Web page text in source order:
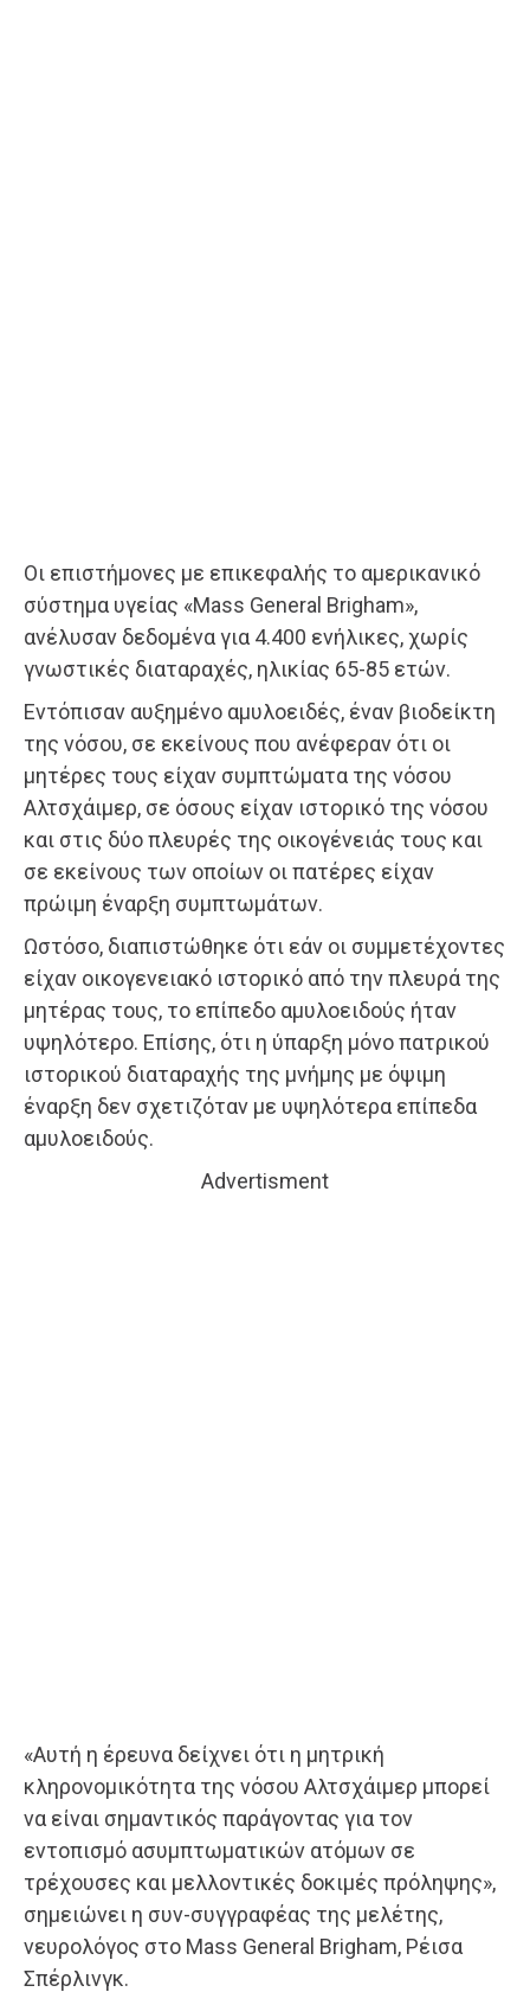
Οι επιστήμονες με επικεφαλής το αμερικανικό
σύστημα υγείας «Mass General Brigham»,
ανέλυσαν δεδομένα για 4.400 ενήλικες, χωρίς
γνωστικές διαταραχές, ηλικίας 65-85 ετών.
Εντόπισαν αυξημένο αμυλοειδές, έναν βιοδείκτη
της νόσου, σε εκείνους που ανέφεραν ότι οι
μητέρες τους είχαν συμπτώματα της νόσου
Αλτσχάιμερ, σε όσους είχαν ιστορικό της νόσου
και στις δύο πλευρές της οικογένειάς τους και
σε εκείνους των οποίων οι πατέρες είχαν
πρώιμη έναρξη συμπτωμάτων.
Ωστόσο, διαπιστώθηκε ότι εάν οι συμμετέχοντες
είχαν οικογενειακό ιστορικό από την πλευρά της
μητέρας τους, το επίπεδο αμυλοειδούς ήταν
υψηλότερο. Επίσης, ότι η ύπαρξη μόνο πατρικού
ιστορικού διαταραχής της μνήμης με όψιμη
έναρξη δεν σχετιζόταν με υψηλότερα επίπεδα
αμυλοειδούς.
Advertisment
«Αυτή η έρευνα δείχνει ότι η μητρική
κληρονομικότητα της νόσου Αλτσχάιμερ μπορεί
να είναι σημαντικός παράγοντας για τον
εντοπισμό ασυμπτωματικών ατόμων σε
τρέχουσες και μελλοντικές δοκιμές πρόληψης»,
σημειώνει η συν-συγγραφέας της μελέτης,
νευρολόγος στο Mass General Brigham, Ρέισα
Σπέρλινγκ.